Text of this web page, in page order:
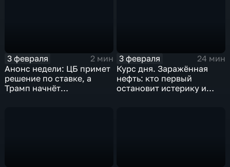
3 февраля
2 мин
Анонс недели: ЦБ примет
решение по ставке, а
Трамп начнёт
3 февраля
24 мин
Курс дня. Заражённая
нефть: кто первый
остановит истерику и